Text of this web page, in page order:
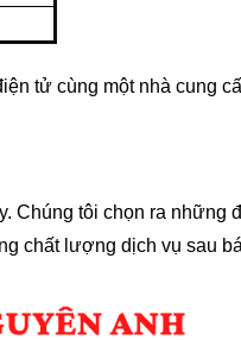
tử cùng một nhà cung
tôi chọn ra những
chất lượng dịch vụ sau